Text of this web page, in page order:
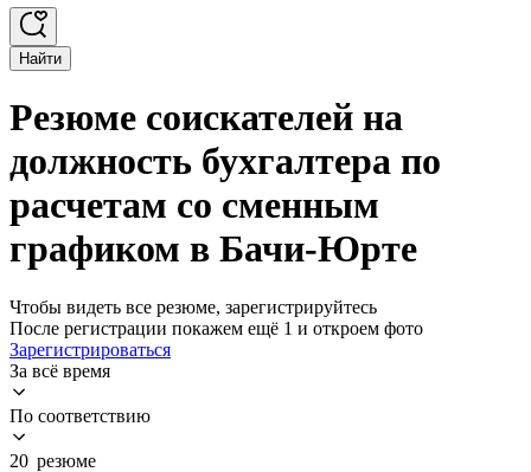
Найти
Резюме соискателей на
должность бухгалтера по
расчетам со сменным
графиком в Бачи-Юрте
Чтобы видеть все резюме, зарегистрируйтесь
После регистрации покажем ещё 1 и откроем фото
Зарегистрироваться
За всё время
По соответствию
20 резюме